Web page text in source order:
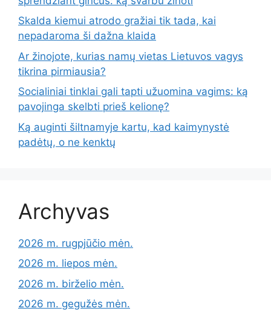
Skalda kiemui atrodo gražiai tik tada, kai
nepadaroma ši dažna klaida
Ar žinojote, kurias namų vietas Lietuvos vagys
tikrina pirmiausia?
Socialiniai tinklai gali tapti užuomina vagims: ką
pavojinga skelbti prieš kelionę?
Ką auginti šiltnamyje kartu, kad kaimynystė
padėtų, o ne kenktų
Archyvas
2026 m. rugpjūčio mėn.
2026 m. liepos mėn.
2026 m. birželio mėn.
2026 m. gegužės mėn.